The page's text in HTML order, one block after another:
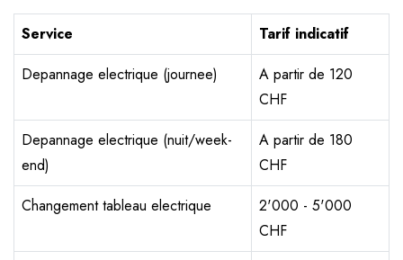
Service
Tarif indicatif
Depannage electrique (journee)
A partir de 120
CHF
Depannage electrique (nuit/week-
end)
A partir de 180
CHF
Changement tableau electrique
2'000 - 5'000
CHF